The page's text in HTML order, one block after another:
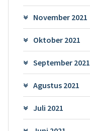
November 2021
Oktober 2021
September 2021
Agustus 2021
Juli 2021